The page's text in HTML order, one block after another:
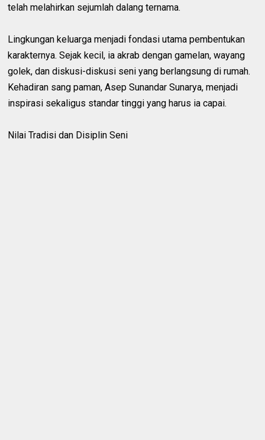
telah melahirkan sejumlah dalang ternama.
Lingkungan keluarga menjadi fondasi utama pembentukan
karakternya. Sejak kecil, ia akrab dengan gamelan, wayang
golek, dan diskusi-diskusi seni yang berlangsung di rumah.
Kehadiran sang paman, Asep Sunandar Sunarya, menjadi
inspirasi sekaligus standar tinggi yang harus ia capai.
Nilai Tradisi dan Disiplin Seni